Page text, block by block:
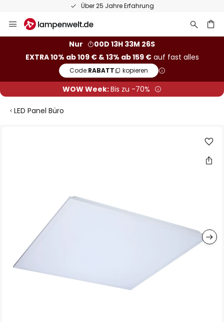
Über 25 Jahre Erfahrung
Inhalt
Nur
00D 13H 33M 26S
EXTRA 10% ab 109 € & 13% ab 159 €auf fast alles
Code:RABATT kopieren
WOW Week:Bis zu -70%
LED Panel Büro